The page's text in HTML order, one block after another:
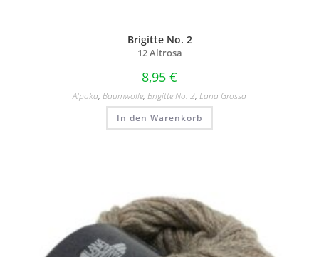
Brigitte No. 2
12 Altrosa
8,95 €
Alpaka, Baumwolle, Brigitte No. 2, Lana Grossa
In den Warenkorb